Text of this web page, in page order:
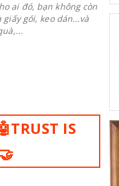
ai đó, bạn không còn
gói, keo dán...và
IS